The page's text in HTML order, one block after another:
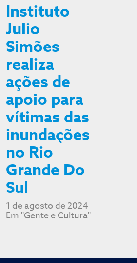
Instituto
Julio
Simões
realiza
ações de
apoio para
vítimas das
inundações
no Rio
Grande Do
Sul
1 de agosto de 2024
Em "Gente e Cultura"